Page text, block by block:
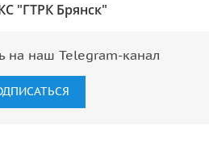
"ГТРК Брянск"
на наш Telegram-канал